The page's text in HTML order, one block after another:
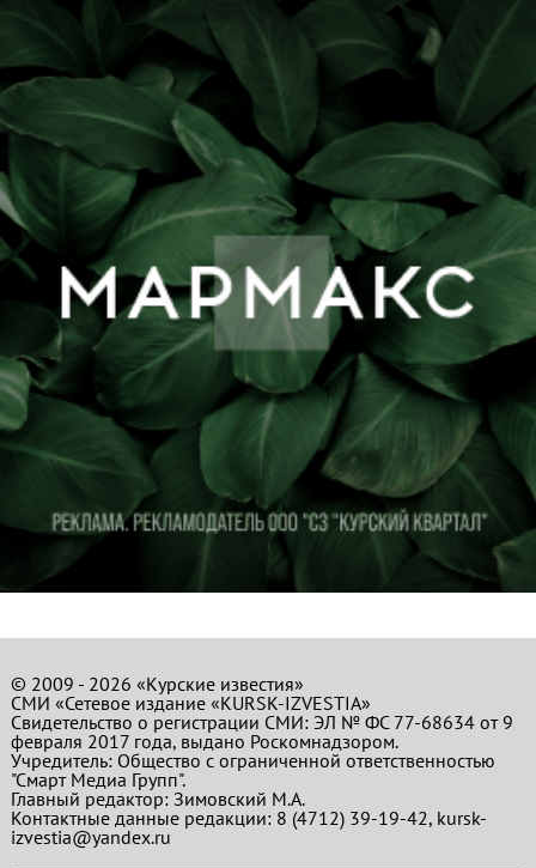
© 2009 - 2026 «Курские известия»
СМИ «Сетевое издание «KURSK-IZVESTIA»
Свидетельство о регистрации СМИ: ЭЛ № ФС 77-68634 от 9
февраля 2017 года, выдано Роскомнадзором.
Учредитель: Общество с ограниченной ответственностью
"Смарт Медиа Групп".
Главный редактор:Зимовский М.А.
Контактные данные редакции: 8 (4712) 39-19-42, kursk-
izvestia@yandex.ru